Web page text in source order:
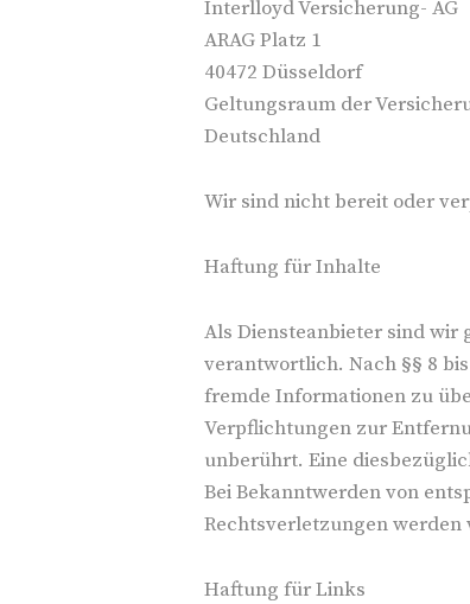
Interlloyd Versicherung- AG
ARAG Platz 1
40472 Düsseldorf
Geltungsraum der
Deutschland
Wir sind nicht bereit oder
Haftung für Inhalte
Als Diensteanbieter sind wir
verantwortlich. Nach §§ 8
fremde Informationen zu
Verpflichtungen zur
unberührt. Eine
Bei Bekanntwerden von
Rechtsverletzungen
Haftung für Links